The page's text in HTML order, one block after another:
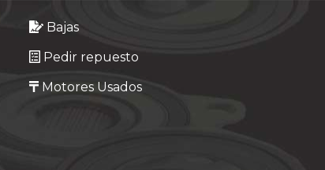
Bajas
Pedir repuesto
Motores Usados